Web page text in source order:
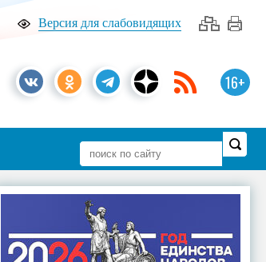
Версия для слабовидящих
16+